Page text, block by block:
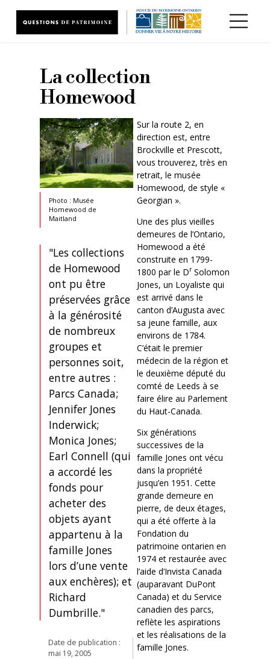
La collection
Homewood
Photo : Musée
Homewood de
Maitland
"Les collections
de Homewood
ont pu être
préservées grâce
à la générosité
de nombreux
groupes et
personnes soit,
entre autres :
Parcs Canada;
Jennifer Jones
Inderwick;
Monica Jones;
Earl Connell (qui
a accordé les
fonds pour
acheter des
objets ayant
appartenu à la
famille Jones
lors d’une vente
aux enchères); et
Richard
Dumbrille."
Date de publication :
mai 19, 2005
Sur la route 2, en
direction est, entre
Brockville et Prescott,
vous trouverez, très en
retrait, le musée
Homewood, de style «
Georgian ».
Une des plus vieilles
demeures de l’Ontario,
Homewood a été
construite en 1799-
1800 par le DrSolomon
Jones, un Loyaliste qui
est arrivé dans le
canton d’Augusta avec
sa jeune famille, aux
environs de 1784.
C’était le premier
médecin de la région et
le deuxième député du
comté de Leeds à se
faire élire au Parlement
du Haut-Canada.
Six générations
successives de la
famille Jones ont vécu
dans la propriété
jusqu’en 1951. Cette
grande demeure en
pierre, de deux étages,
qui a été offerte à la
Fondation du
patrimoine ontarien en
1974 et restaurée avec
l’aide d’Invista Canada
(auparavant DuPont
Canada) et du Service
canadien des parcs,
reflète les aspirations
et les réalisations de la
famille Jones.